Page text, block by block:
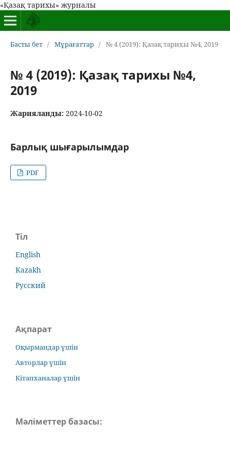
«Қазақ тарихы» журналы
Басты бет / Мұрағаттар / № 4 (2019): Қазақ тарихы №4, 2019
№ 4 (2019): Қазақ тарихы №4,
2019
Жарияланды: 2024-10-02
Барлық шығарылымдар
PDF
Тіл
English
Kazakh
Русский
Ақпарат
Оқырмандар үшін
Авторлар үшін
Кітапханалар үшін
Мәліметтер базасы: